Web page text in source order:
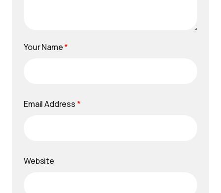
Your Name*
Email Address *
Website